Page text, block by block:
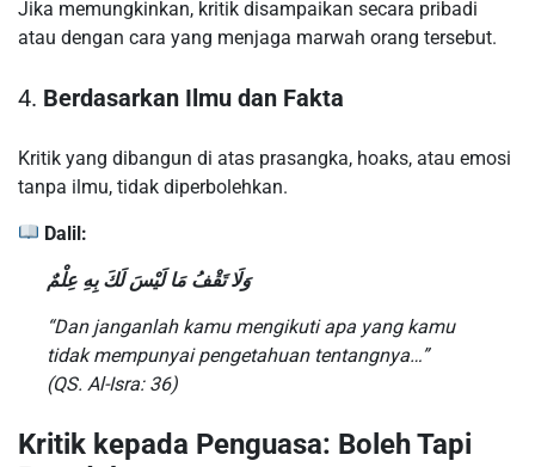
Jika memungkinkan, kritik disampaikan secara pribadi
atau dengan cara yang menjaga marwah orang tersebut.
4. Berdasarkan Ilmu dan Fakta
Kritik yang dibangun di atas prasangka, hoaks, atau emosi
tanpa ilmu, tidak diperbolehkan.
Dalil:
وَلَا تَقْفُ مَا لَيْسَ لَكَ بِهِ عِلْمٌ
“Dan janganlah kamu mengikuti apa yang kamu
tidak mempunyai pengetahuan tentangnya…”
(QS. Al-Isra: 36)
Kritik kepada Penguasa: Boleh Tapi